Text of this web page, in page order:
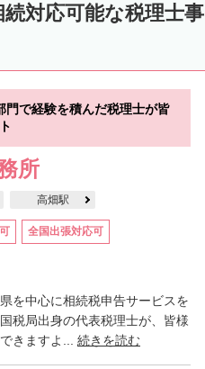
対応可能な税理士事
門で経験を積んだ税理士が皆
所
高畑駅
全国出張対応可
を中心に相続税申告サービスを
税局出身の代表税理士が、皆様
きますよ... 続きを読む